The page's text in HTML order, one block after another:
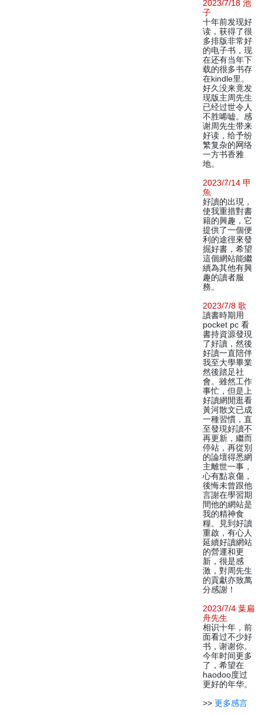
2023/7/18 池
子
十年前发现好
读，获得了很
多排版非常好
的电子书，现
在还有当年下
载的很多书存
在kindle里。
好久没来竟发
现版主周先生
已经过世令人
不胜唏嘘。感
谢周先生带来
好读，给予纷
繁复杂的网络
一方书香雅
地。
2023/7/14 甲
魚
好讀的出現，
使我重措對書
籍的興趣，它
提供了一個便
利的途徑來發
掘好書，希望
這個網站能繼
續為其他有興
趣的讀者服
務。
2023/7/8 歌
讀書時期用
pocket pc 看
書持資源發現
了好讀，然後
好讀一直陪伴
我至大學畢業
然後踏足社
會。雖然工作
事忙，但是上
好讀網閒逛看
黃河散文已成
一種習慣，直
至發現好讀不
再更新，繼而
停站，再從別
的論壇得悉網
主離世一事，
心有點哀傷，
後悔未曾跟他
言謝在學習期
間他的網站是
我的精神食
糧。見到好讀
重啟，有心人
延續好讀網站
的營運和更
新，很是感
激，對周先生
的貢獻亦致萬
分感謝！
2023/7/4 葉扁
舟先生
相识十年，前
面看过不少好
书，谢谢你。
今年时间更多
了，希望在
haodoo度过
更好的年华。
>> 更多感言